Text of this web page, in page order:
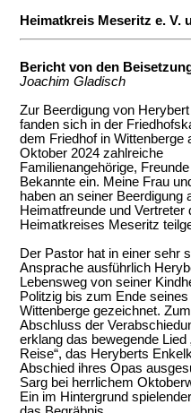
Heimatkreis Meseritz e.
Bericht von den
Joachim Gladisch
Zur Beerdigung von
fanden sich in der
dem Friedhof in Wittenberge
Oktober 2024 zahlreiche
Familienangehörige,
Bekannte ein. Meine Frau
haben an seiner Beerdigung
Heimatfreunde und Vertreter
Heimatkreises Meseritz
Der Pastor hat in einer sehr
Ansprache ausführlich
Lebensweg von seiner
Politzig bis zum Ende
Wittenberge gezeichnet. Zum
Abschluss der
erklang das bewegende Lied
Reise“, das Heryberts
Abschied ihres Opas
Sarg bei herrlichem
Ein im Hintergrund